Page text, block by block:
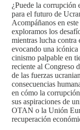
¿Puede la corrupción
para el futuro de
Acompáñanos en
exploramos los
mientras lucha contra
evocando una
cinismo palpable en
reciente al Congreso
de las fuerzas
consecuencias
en cómo la
sus aspiraciones de
OTAN o la Unión
recuperación